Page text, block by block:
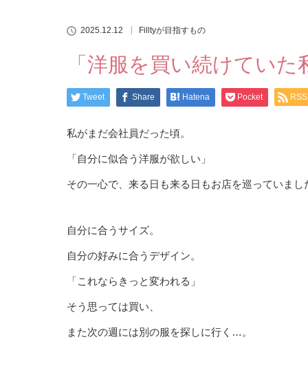
2025.12.12 Filltyが目指すもの
「洋服を買い続けてい
Tweet Share Hatena Pocket RSS
私がまだ会社員だった頃。
「自分に似合う洋服が欲しい」
その一心で、来る日も来る日もお店を巡っていまし
自分に合うサイズ。
自分の好みに合うデザイン。
「これならきっと変われる」
そう思っては買い、
また次の週には別の服を探しに行く…。